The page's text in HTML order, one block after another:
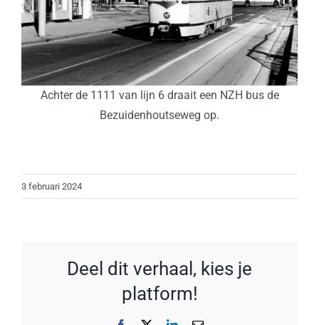
Achter de 1111 van lijn 6 draait een NZH bus de
Bezuidenhoutseweg op.
3 februari 2024
Deel dit verhaal, kies je
platform!